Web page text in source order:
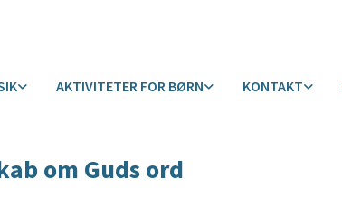
AKTIVITETER FOR BØRN KONTAKT
om Guds ord